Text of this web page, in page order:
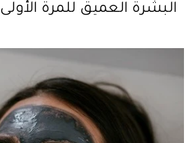
البشرة العميق للمرة الأولى